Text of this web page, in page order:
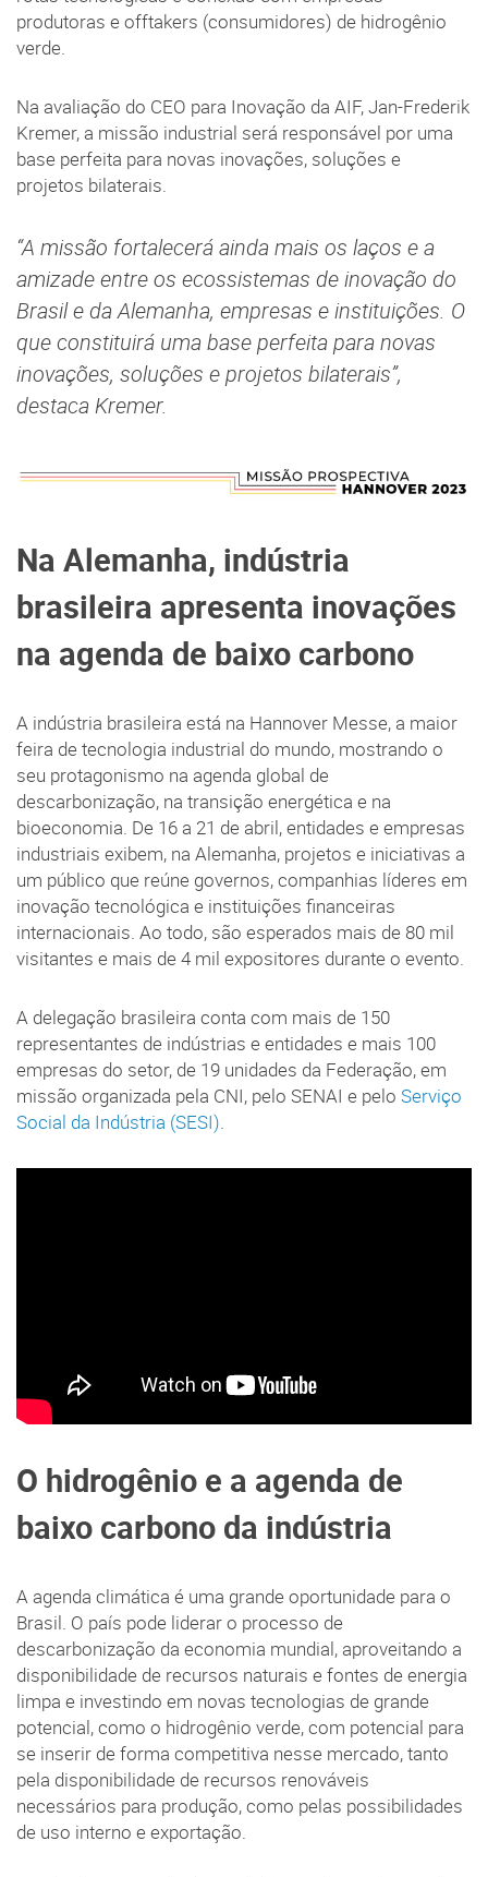
produtoras e offtakers (consumidores) de hidrogênio
verde.
Na avaliação do CEO para Inovação da AIF, Jan-Frederik
Kremer, a missão industrial será responsável por uma
base perfeita para novas inovações, soluções e
projetos bilaterais.
“A missão fortalecerá ainda mais os laços e a
amizade entre os ecossistemas de inovação do
Brasil e da Alemanha, empresas e instituições. O
que constituirá uma base perfeita para novas
inovações, soluções e projetos bilaterais”,
destaca Kremer.
Na Alemanha, indústria
brasileira apresenta inovações
na agenda de baixo carbono
A indústria brasileira está na Hannover Messe, a maior
feira de tecnologia industrial do mundo, mostrando o
seu protagonismo na agenda global de
descarbonização, na transição energética e na
bioeconomia. De 16 a 21 de abril, entidades e empresas
industriais exibem, na Alemanha, projetos e iniciativas a
um público que reúne governos, companhias líderes em
inovação tecnológica e instituições financeiras
internacionais. Ao todo, são esperados mais de 80 mil
visitantes e mais de 4 mil expositores durante o evento.
A delegação brasileira conta com mais de 150
representantes de indústrias e entidades e mais 100
empresas do setor, de 19 unidades da Federação, em
missão organizada pela CNI, pelo SENAI e pelo Serviço
Social da Indústria (SESI).
O hidrogênio e a agenda de
baixo carbono da indústria
A agenda climática é uma grande oportunidade para o
Brasil. O país pode liderar o processo de
descarbonização da economia mundial, aproveitando a
disponibilidade de recursos naturais e fontes de energia
limpa e investindo em novas tecnologias de grande
potencial, como o hidrogênio verde, com potencial para
se inserir de forma competitiva nesse mercado, tanto
pela disponibilidade de recursos renováveis
necessários para produção, como pelas possibilidades
de uso interno e exportação.